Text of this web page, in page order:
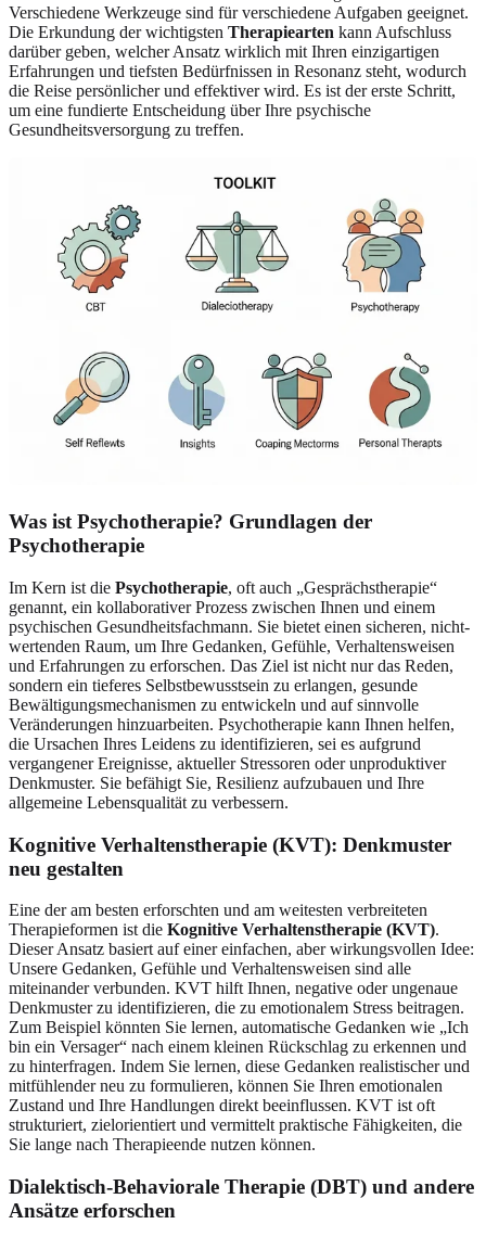
Verschiedene Werkzeuge sind für verschiedene Aufgaben geeignet.
Die Erkundung der wichtigsten Therapiearten kann Aufschluss
darüber geben, welcher Ansatz wirklich mit Ihren einzigartigen
Erfahrungen und tiefsten Bedürfnissen in Resonanz steht, wodurch
die Reise persönlicher und effektiver wird. Es ist der erste Schritt,
um eine fundierte Entscheidung über Ihre psychische
Gesundheitsversorgung zu treffen.
Was ist Psychotherapie? Grundlagen der
Psychotherapie
Im Kern ist die Psychotherapie, oft auch „Gesprächstherapie“
genannt, ein kollaborativer Prozess zwischen Ihnen und einem
psychischen Gesundheitsfachmann. Sie bietet einen sicheren, nicht-
wertenden Raum, um Ihre Gedanken, Gefühle, Verhaltensweisen
und Erfahrungen zu erforschen. Das Ziel ist nicht nur das Reden,
sondern ein tieferes Selbstbewusstsein zu erlangen, gesunde
Bewältigungsmechanismen zu entwickeln und auf sinnvolle
Veränderungen hinzuarbeiten. Psychotherapie kann Ihnen helfen,
die Ursachen Ihres Leidens zu identifizieren, sei es aufgrund
vergangener Ereignisse, aktueller Stressoren oder unproduktiver
Denkmuster. Sie befähigt Sie, Resilienz aufzubauen und Ihre
allgemeine Lebensqualität zu verbessern.
Kognitive Verhaltenstherapie (KVT): Denkmuster
neu gestalten
Eine der am besten erforschten und am weitesten verbreiteten
Therapieformen ist die Kognitive Verhaltenstherapie (KVT).
Dieser Ansatz basiert auf einer einfachen, aber wirkungsvollen Idee:
Unsere Gedanken, Gefühle und Verhaltensweisen sind alle
miteinander verbunden. KVT hilft Ihnen, negative oder ungenaue
Denkmuster zu identifizieren, die zu emotionalem Stress beitragen.
Zum Beispiel könnten Sie lernen, automatische Gedanken wie „Ich
bin ein Versager“ nach einem kleinen Rückschlag zu erkennen und
zu hinterfragen. Indem Sie lernen, diese Gedanken realistischer und
mitfühlender neu zu formulieren, können Sie Ihren emotionalen
Zustand und Ihre Handlungen direkt beeinflussen. KVT ist oft
strukturiert, zielorientiert und vermittelt praktische Fähigkeiten, die
Sie lange nach Therapieende nutzen können.
Dialektisch-Behaviorale Therapie (DBT) und andere
Ansätze erforschen